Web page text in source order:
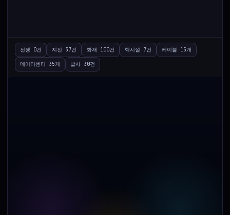
전쟁 0건 지진 37건 화재 100건 핵시설 7건 케이블 15개
데이터센터 35개 발사 30건
거
급
-
SELECTED
-